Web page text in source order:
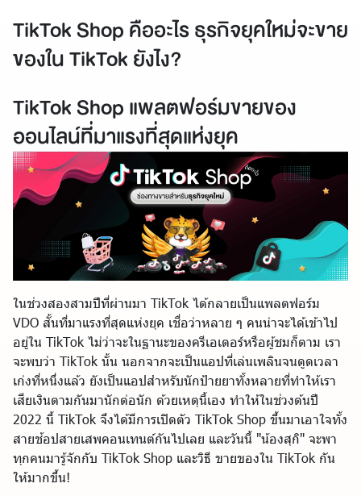
TikTok Shop คืออะไร ธุรกิจยุคใหม่จะขาย
ของใน TikTok ยังไง?
TikTok Shop แพลตฟอร์มขายของ
ออนไลน์ที่มาแรงที่สุดแห่งยุค
ในช่วงสองสามปีที่ผ่านมา TikTok ได้กลายเป็นแพลตฟอร์ม
VDO สั้นที่มาแรงที่สุดแห่งยุค เชื่อว่าหลาย ๆ คนน่าจะได้เข้าไป
อยู่ใน TikTok ไม่ว่าจะในฐานะของครีเอเตอร์หรือผู้ชมก็ตาม เรา
จะพบว่า TikTok นั้น นอกจากจะเป็นแอปที่เล่นเพลินจนดูดเวลา
เก่งที่หนึ่งแล้ว ยังเป็นแอปสำหรับนักป้ายยาทั้งหลายที่ทำให้เรา
เสียเงินตามกันมานักต่อนัก ด้วยเหตุนี้เอง ทำให้ในช่วงต้นปี
2022 นี้ TikTok จึงได้มีการเปิดตัว TikTok Shop ขึ้นมาเอาใจทั้ง
สายช้อปสายเสพคอนเทนต์กันไปเลย และวันนี้ "น้องสุกิ" จะพา
ทุกคนมารู้จักกับ TikTok Shop และวิธี ขายของใน TikTok กัน
ให้มากขึ้น!